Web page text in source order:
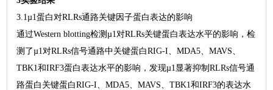
3.1µ1蛋白对RLRs通路关键因子蛋白表达的影响
通过Western blotting检测µ1对RLRs关键蛋白表达水平的影响，检
测了µ1对RLRs信号通路中关键蛋白RIG-I、MDA5、MAVS、
TBK1和IRF3蛋白表达水平的影响，发现µ1显著抑制RLRs信号通
路蛋白关键蛋白RIG-I、MDA5、MAVS、TBK1和IRF3的表达水